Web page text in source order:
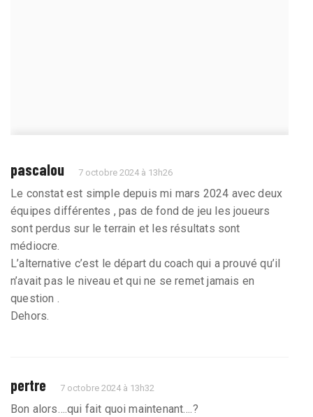
pascalou 7 octobre 2024 à 13h26
Le constat est simple depuis mi mars 2024 avec deux
équipes différentes , pas de fond de jeu les joueurs
sont perdus sur le terrain et les résultats sont
médiocre.
L’alternative c’est le départ du coach qui a prouvé qu’il
n’avait pas le niveau et qui ne se remet jamais en
question .
Dehors.
pertre 7 octobre 2024 à 13h32
Bon alors….qui fait quoi maintenant….?